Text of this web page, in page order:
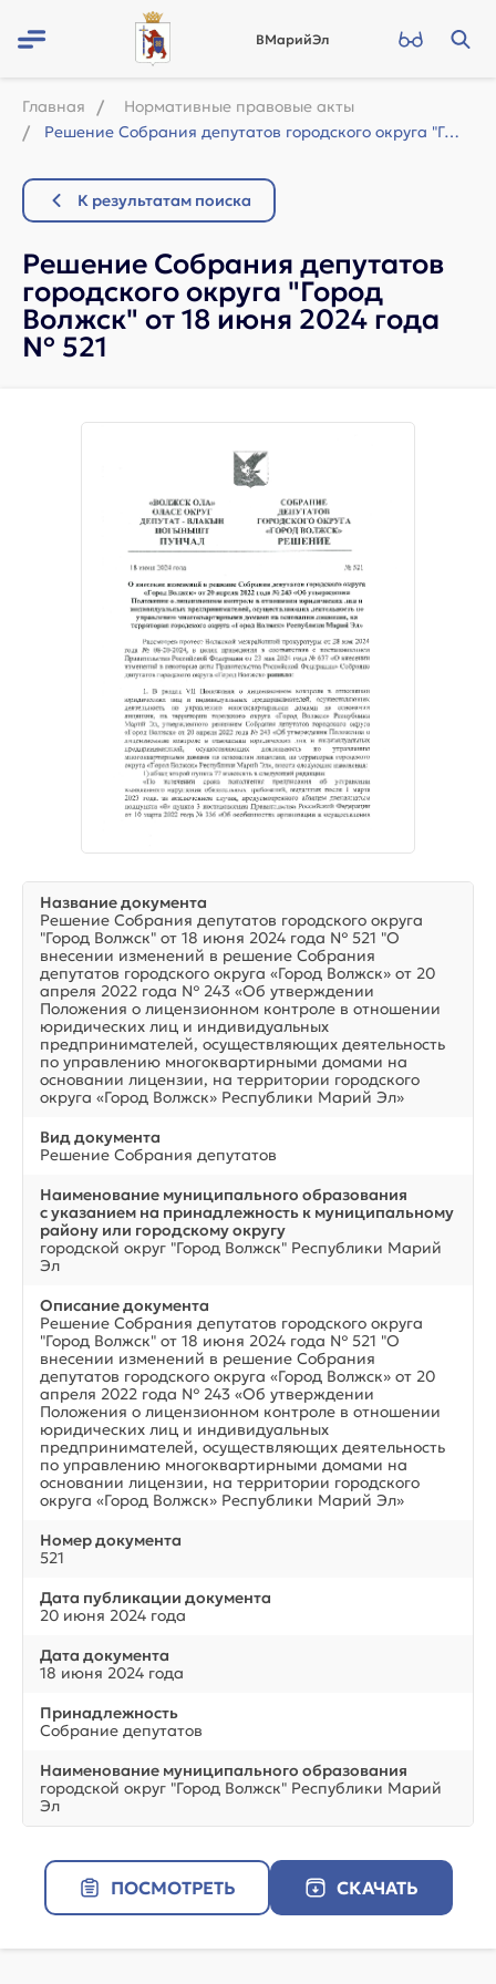
ВМарийЭл
Главная
Нормативные правовые акты
Решение Собрания депутатов городского округа "Город Волжск" от 18 июня...
К результатам поиска
Решение Собрания депутатов
городского округа "Город
Волжск" от 18 июня 2024 года
№ 521
Название документа
Решение Собрания депутатов городского округа
"Город Волжск" от 18 июня 2024 года № 521 "О
внесении изменений в решение Собрания
депутатов городского округа «Город Волжск» от 20
апреля 2022 года № 243 «Об утверждении
Положения о лицензионном контроле в отношении
юридических лиц и индивидуальных
предпринимателей, осуществляющих деятельность
по управлению многоквартирными домами на
основании лицензии, на территории городского
округа «Город Волжск» Республики Марий Эл»
Вид документа
Решение Собрания депутатов
Наименование муниципального образования
с указанием на принадлежность к муниципальному
району или городскому округу
городской округ "Город Волжск" Республики Марий
Эл
Описание документа
Решение Собрания депутатов городского округа
"Город Волжск" от 18 июня 2024 года № 521 "О
внесении изменений в решение Собрания
депутатов городского округа «Город Волжск» от 20
апреля 2022 года № 243 «Об утверждении
Положения о лицензионном контроле в отношении
юридических лиц и индивидуальных
предпринимателей, осуществляющих деятельность
по управлению многоквартирными домами на
основании лицензии, на территории городского
округа «Город Волжск» Республики Марий Эл»
Номер документа
521
Дата публикации документа
20 июня 2024 года
Дата документа
18 июня 2024 года
Принадлежность
Собрание депутатов
Наименование муниципального образования
городской округ "Город Волжск" Республики Марий
Эл
ПОСМОТРЕТЬ СКАЧАТЬ